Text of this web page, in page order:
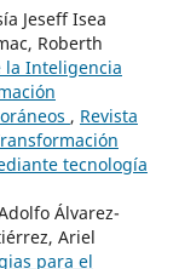
Jeseff Isea
Roberth
la Inteligencia
, Revista
tecnología
Álvarez-
Ariel
para el